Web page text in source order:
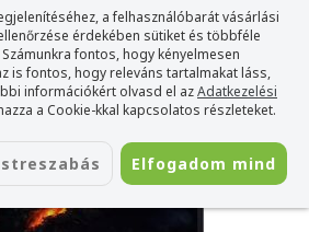
a felhasználóbarát vásárlási
érdekében sütiket és többféle
fontos, hogy kényelmesen
is fontos, hogy releváns tartalmakat láss,
információkért olvasd el azAdatkezelési
a Cookie-kkal kapcsolatos részleteket.
Elfogadom mind
>Nitro>Acer Nitro V - ANV15-41-R4EW
41-R4EW